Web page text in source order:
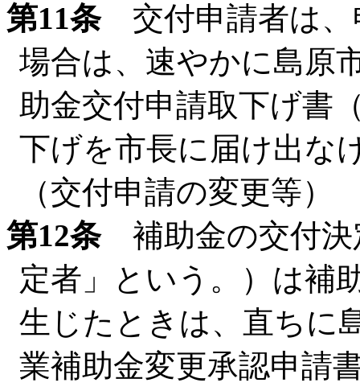
第11条交付申請者は、
場合は、速やかに島原
助金交付申請取下げ書
下げを市長に届け出な
（交付申請の変更等）
第12条補助金の交付決
定者」という。）は補
生じたときは、直ちに
業補助金変更承認申請